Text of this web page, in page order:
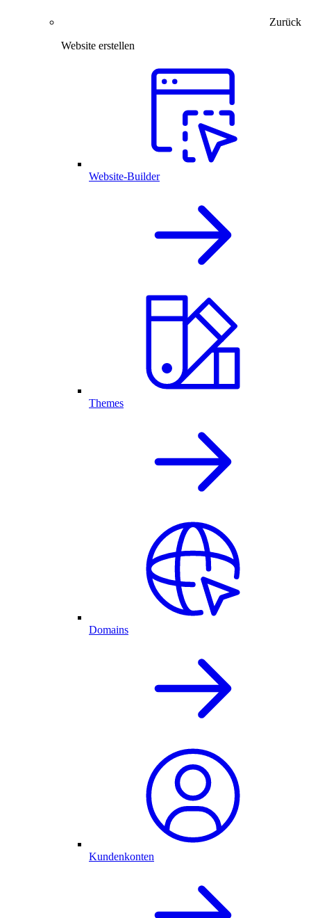
Zurück
Website erstellen
Website-Builder
Themes
Domains
Kundenkonten